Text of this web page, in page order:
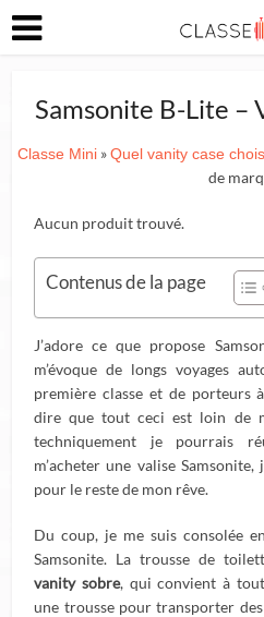
Samsonite B-Lite –
Classe Mini»Quel vanity case
de
Aucun produit trouvé.
Contenus de la page
J’adore ce que propose
m’évoque de longs voyages
première classe et de porteurs
dire que tout ceci est loin de
techniquement je pourrais
m’acheter une valise
pour le reste de mon rêve.
Du coup, je me suis consolée
Samsonite. La trousse de
vanity sobre, qui convient à
une trousse pour transporter